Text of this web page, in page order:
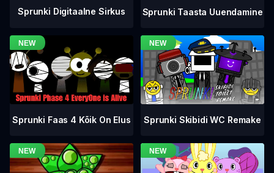
Sprunki Digitaalne Sirkus Sprunki Taasta Uuendamine
Sprunki Faas 4 Kõik On Elus Sprunki Skibidi WC Remake